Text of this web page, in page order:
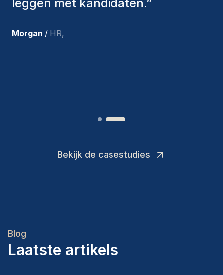
aangenomen, zijn nog steeds bij
tevreden met de recente
Bekijk de casestudies
Blog
Laatste artikels